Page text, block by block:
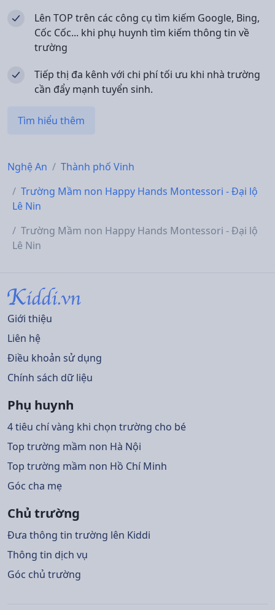
Lên TOP trên các công cụ tìm kiếm Google, Bing,
Cốc Cốc... khi phụ huynh tìm kiếm thông tin về
trường
Tiếp thị đa kênh với chi phí tối ưu khi nhà trường
cần đẩy mạnh tuyển sinh.
Tìm hiểu thêm
Nghệ An
Thành phố Vinh
Trường Mầm non Happy Hands Montessori - Đại lộ
Lê Nin
Trường Mầm non Happy Hands Montessori - Đại lộ
Lê Nin
Giới thiệu
Liên hệ
Điều khoản sử dụng
Chính sách dữ liệu
Phụ huynh
4 tiêu chí vàng khi chọn trường cho bé
Top trường mầm non Hà Nội
Top trường mầm non Hồ Chí Minh
Góc cha mẹ
Chủ trường
Đưa thông tin trường lên Kiddi
Thông tin dịch vụ
Góc chủ trường